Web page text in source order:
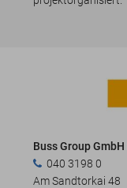
Buss Group GmbH
040 3198 0
Am Sandtorkai 48